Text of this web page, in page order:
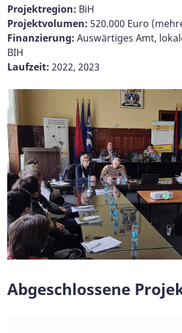
Projektregion: BiH
Projektvolumen: 520.000 Euro
Finanzierung: Auswärtiges Amt,
BIH
Laufzeit: 2022, 2023
Abgeschlossene